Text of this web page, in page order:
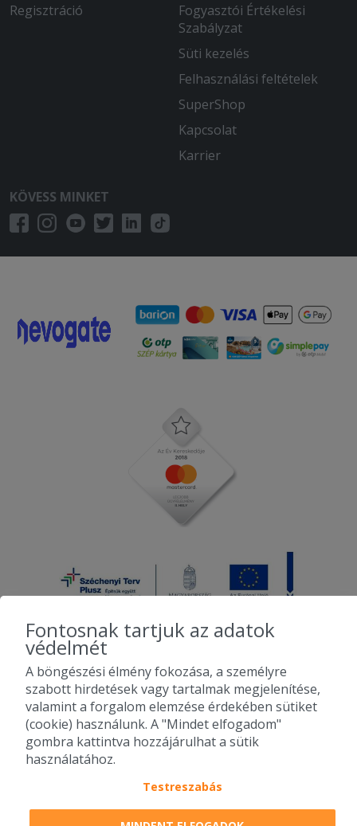
Regisztráció
Fogyasztói Értékelési
Szabályzat
Süti kezelés
Felhasználási feltételek
SuperShop
Kapcsolat
Karrier
KÖVESS MINKET
2010-2026 Copyright - Falatozz.hu - Diston-line Kft.
Pizza, gyros, hamburger, menük kedvező áron, egy helyen az összes
étterem ajánlata.
Fontosnak tartjuk az adatok
védelmét
A böngészési élmény fokozása, a személyre
szabott hirdetések vagy tartalmak megjelenítése,
valamint a forgalom elemzése érdekében sütiket
(cookie) használunk. A "Mindet elfogadom"
gombra kattintva hozzájárulhat a sütik
használatához.
Testreszabás